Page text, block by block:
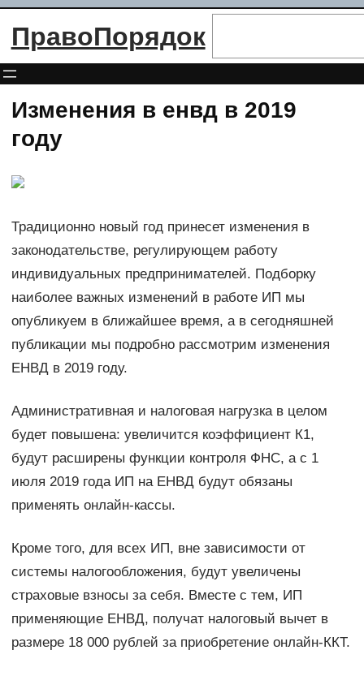
Перейти
ПравоПорядок
Изменения в енвд в 2019
году
Традиционно новый год принесет изменения в
законодательстве, регулирующем работу
индивидуальных предпринимателей. Подборку
наиболее важных изменений в работе ИП мы
опубликуем в ближайшее время, а в сегодняшней
публикации мы подробно рассмотрим изменения
ЕНВД в 2019 году.
Административная и налоговая нагрузка в целом
будет повышена: увеличится коэффициент К1,
будут расширены функции контроля ФНС, а с 1
июля 2019 года ИП на ЕНВД будут обязаны
применять онлайн-кассы.
Кроме того, для всех ИП, вне зависимости от
системы налогообложения, будут увеличены
страховые взносы за себя. Вместе с тем, ИП
применяющие ЕНВД, получат налоговый вычет в
размере 18 000 рублей за приобретение онлайн-ККТ.